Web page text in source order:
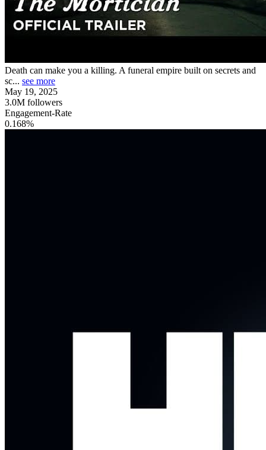
Death can make you a killing. A funeral empire built on secrets and
sc... see more
May 19, 2025
3.0M followers
Engagement-Rate
0.168%